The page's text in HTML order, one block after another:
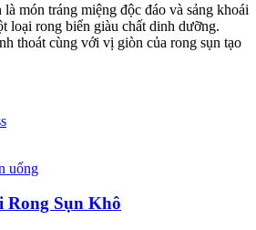
món tráng miệng độc đáo và sảng khoái
loại rong biển giàu chất dinh dưỡng.
thoát cùng với vị giòn của rong sụn tạo
uống
Rong Sụn Khô